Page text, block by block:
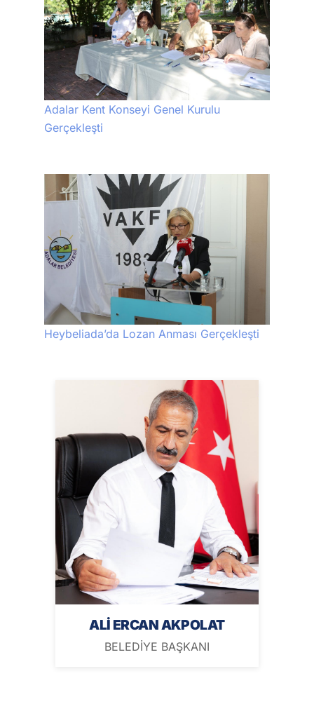
Adalar Kent Konseyi Genel Kurulu
Gerçekleşti
Heybeliada’da Lozan Anması Gerçekleşti
ALİ ERCAN AKPOLAT
BELEDİYE BAŞKANI